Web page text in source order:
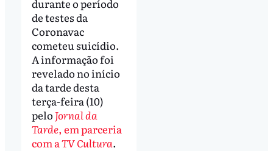
durante o período
de testes da
Coronavac
cometeu suicídio.
A informação foi
revelado no início
da tarde desta
terça-feira (10)
pelo Jornal da
Tarde, em parceria
com aTV Cultura.